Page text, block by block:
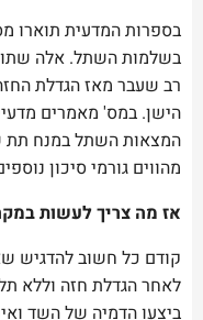
בספרות המדעית תוארו
בשלמות השתל. אלה
הישן. במס' מאמרים
המצאות השתל במנח תת
מהווים גורמי סיכון
אז מה צריך לעשות
קודם כל חשוב להדגיש
לאחר הגדלת חזה וללא
ביצעו הדמיה של השד